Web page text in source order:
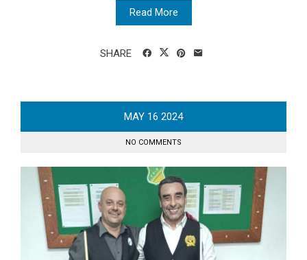
Read More
SHARE
MAY 16 2024
NO COMMENTS